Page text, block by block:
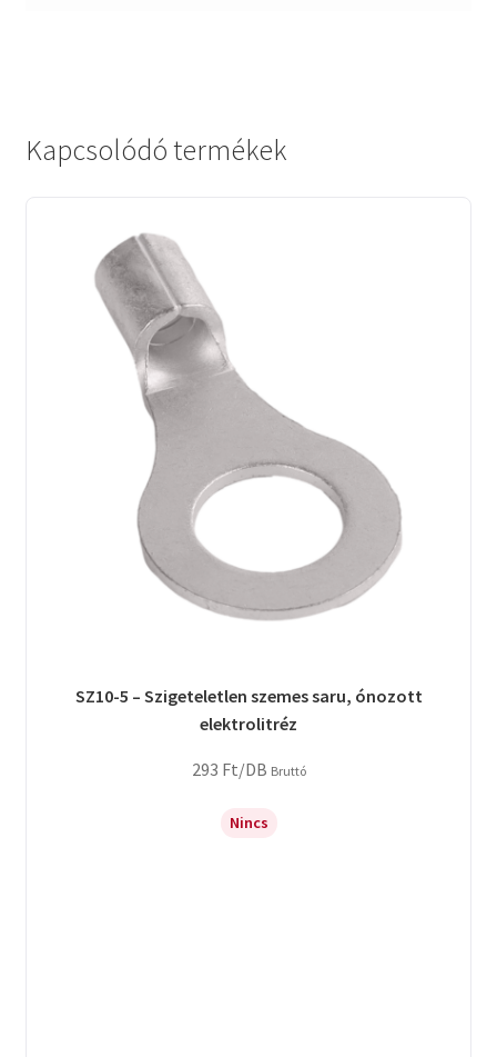
Kapcsolódó termékek
SZ10-5 – Szigeteletlen szemes saru, ónozott
elektrolitréz
293 Ft/DB Bruttó
Nincs